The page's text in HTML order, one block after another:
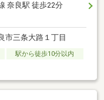
奈良駅 徒歩22分
市三条大路１丁目
駅から徒歩10分以内